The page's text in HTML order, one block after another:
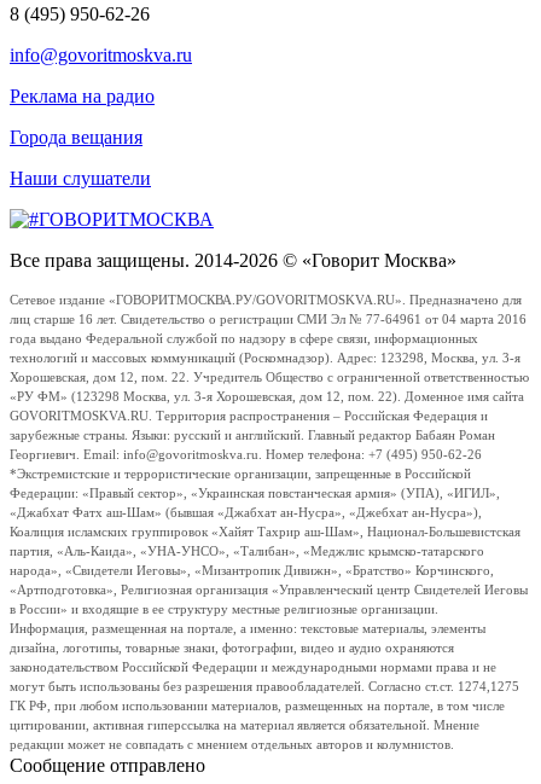
8 (495) 950-62-26
info@govoritmoskva.ru
Реклама на радио
Города вещания
Наши слушатели
Все права защищены. 2014-2026 © «Говорит Москва»
Сетевое издание «ГОВОРИТМОСКВА.РУ/GOVORITMOSKVA.RU». Предназначено для
лиц старше 16 лет. Свидетельство о регистрации СМИ Эл № 77-64961 от 04 марта 2016
года выдано Федеральной службой по надзору в сфере связи, информационных
технологий и массовых коммуникаций (Роскомнадзор). Адрес: 123298, Москва, ул. 3-я
Хорошевская, дом 12, пом. 22. Учредитель Общество с ограниченной ответственностью
«РУ ФМ» (123298 Москва, ул. 3-я Хорошевская, дом 12, пом. 22). Доменное имя сайта
GOVORITMOSKVA.RU. Территория распространения – Российская Федерация и
зарубежные страны. Языки: русский и английский. Главный редактор Бабаян Роман
Георгиевич. Email: info@govoritmoskva.ru. Номер телефона: +7 (495) 950-62-26
*Экстремистские и террористические организации, запрещенные в Российской
Федерации: «Правый сектор», «Украинская повстанческая армия» (УПА), «ИГИЛ»,
«Джабхат Фатх аш-Шам» (бывшая «Джабхат ан-Нусра», «Джебхат ан-Нусра»),
Коалиция исламских группировок «Хайят Тахрир аш-Шам», Национал-Большевистская
партия, «Аль-Каида», «УНА-УНСО», «Талибан», «Меджлис крымско-татарского
народа», «Свидетели Иеговы», «Мизантропик Дивижн», «Братство» Корчинского,
«Артподготовка», Религиозная организация «Управленческий центр Свидетелей Иеговы
в России» и входящие в ее структуру местные религиозные организации.
Информация, размещенная на портале, а именно: текстовые материалы, элементы
дизайна, логотипы, товарные знаки, фотографии, видео и аудио охраняются
законодательством Российской Федерации и международными нормами права и не
могут быть использованы без разрешения правообладателей. Согласно ст.ст. 1274,1275
ГК РФ, при любом использовании материалов, размещенных на портале, в том числе
цитировании, активная гиперссылка на материал является обязательной. Мнение
редакции может не совпадать с мнением отдельных авторов и колумнистов.
Сообщение отправлено